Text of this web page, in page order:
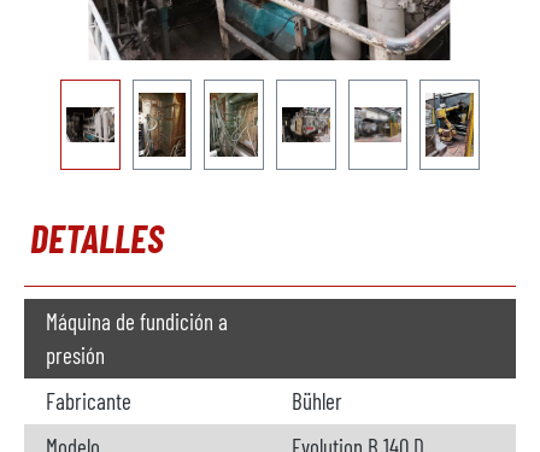
DETALLES
Máquina de fundición a
presión
Fabricante
Bühler